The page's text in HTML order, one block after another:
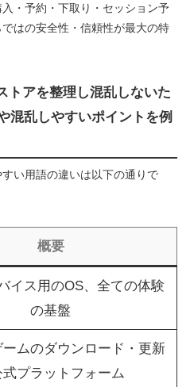
・予約・下取り・セッション予
はの安全性・信頼性が最大の特
トアを整理し混乱しないた
混乱しやすいポイントを例
い用語の違いは以下の通りで
概要
イス用のOS、全ての体験
の基盤
ムのダウンロード・更新
式プラットフォーム